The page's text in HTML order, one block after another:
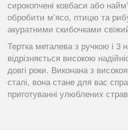
сирокопчені ковбаси або
обробити м’ясо, птицю та
акуратними скибочками
Тертка металева з ручкою і 3
відрізняється високою
довгі роки. Виконана з
сталі, вона стане для вас
приготуванні улюблених